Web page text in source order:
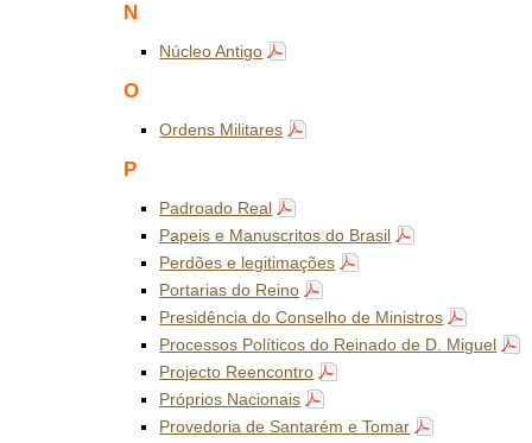
N
Núcleo Antigo
O
Ordens Militares
P
Padroado Real
Papeis e Manuscritos do Brasil
Perdões e legitimações
Portarias do Reino
Presidência do Conselho de Ministros
Processos Políticos do Reinado de D. Miguel
Projecto Reencontro
Próprios Nacionais
Provedoria de Santarém e Tomar